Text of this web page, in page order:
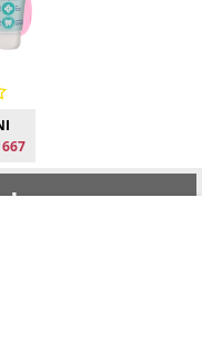
prodotto, provarlo e
se hai tutti i
da te selezionato e
questionario.